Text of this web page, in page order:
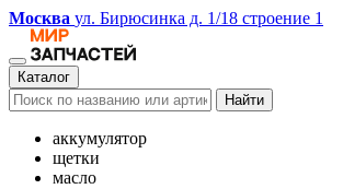
Москва ул. Бирюсинка д. 1/18 строение 1
Каталог
Найти
аккумулятор
щетки
масло